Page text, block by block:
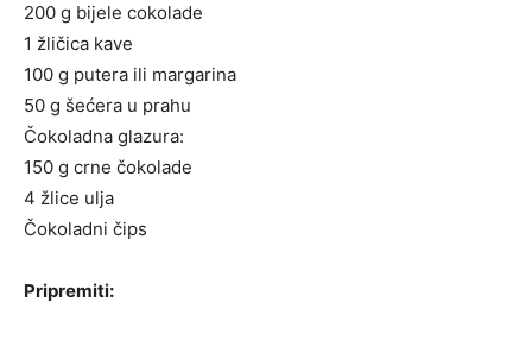
200 g bijele cokolade
1 žličica kave
100 g putera ili margarina
50 g šećera u prahu
Čokoladna glazura:
150 g crne čokolade
4 žlice ulja
Čokoladni čips
Pripremiti: